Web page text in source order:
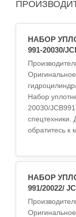
НАБОР
991-20030/
Набор
20030/JCB991-20030
спецтехники.
обратитесь к
НАБОР
991/20022/